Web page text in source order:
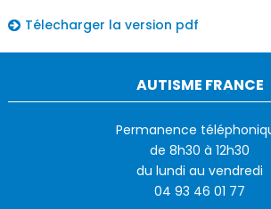
Télecharger la version pdf
AUTISME FRANCE
Permanence
de 8h30 à 12h30
du lundi au vendredi
04 93 46 01 77